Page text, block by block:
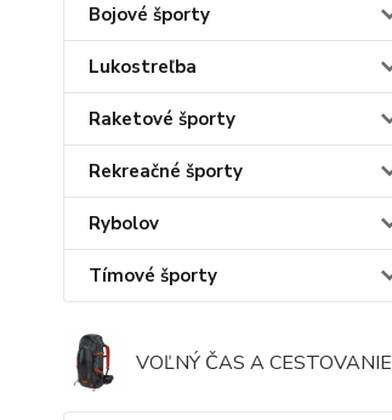
Bojové športy
Lukostreľba
Raketové športy
Rekreačné športy
Rybolov
Tímové športy
VOĽNÝ ČAS A CESTOVANIE